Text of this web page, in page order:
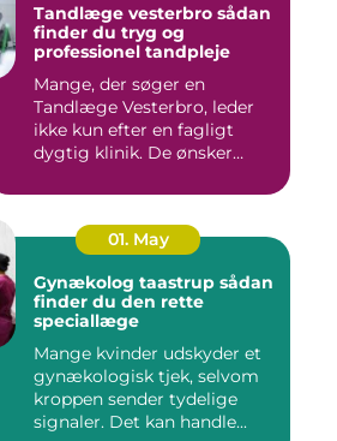
Tandlæge vesterbro sådan
finder du tryg og
professionel tandpleje
Mange, der søger en
Tandlæge Vesterbro, leder
ikke kun efter en fagligt
dygtig klinik. De ønsker
01. May
Gynækolog taastrup sådan
finder du den rette
speciallæge
Mange kvinder udskyder et
gynækologisk tjek, selvom
kroppen sender tydelige
signaler. Det kan handle...